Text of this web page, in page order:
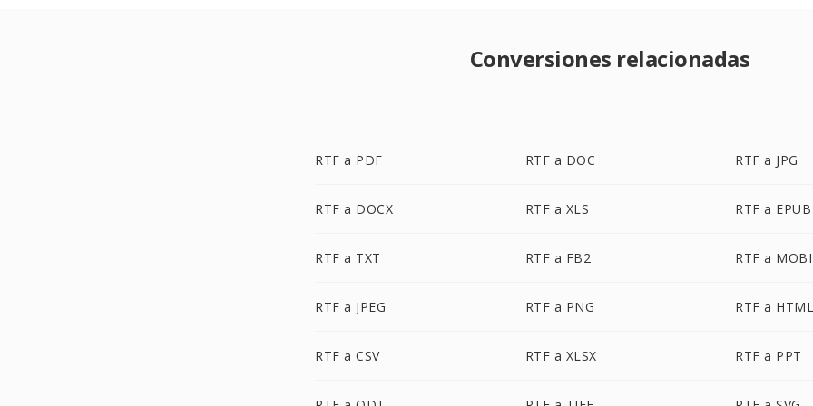
Conversiones relacionadas
RTF a PDF RTF a DOC RTF a JPG
RTF a DOCX RTF a XLS RTF a EPUB
RTF a TXT RTF a FB2 RTF a MOBI
RTF a JPEG RTF a PNG RTF a
RTF a CSV RTF a XLSX RTF a PPT